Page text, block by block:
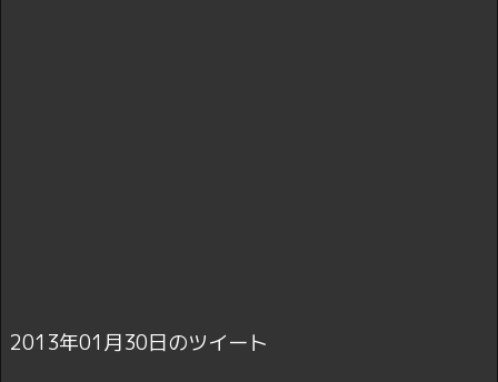
2013年01月30日のツイート